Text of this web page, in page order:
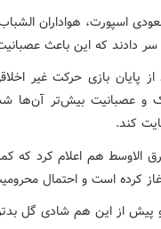
اسپورت، هواداران
که این باعث عصبانیت
از پایان بازی حرکت غیر
و عصبانیت بیش‌تر آن‌ها
کند.
الاوسط هم اعلام کرد که
کرده است و احتمال
پیش از این هم شادی گل